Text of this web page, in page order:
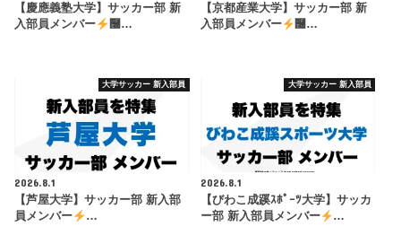
【慶應義塾大学】サッカー部 新
入部員メンバー
࿠…
【京都産業大学】サッカー部 新
入部員メンバー
࿠…
大学サッカー 新入部員
2026.8.1
【芦屋大学】サッカー部 新入部
員メンバー
…
大学サッカー 新入部員
2026.8.1
【びわこ成蹊ｽﾎﾟｰﾂ大学】サッカ
ー部 新入部員メンバー
…